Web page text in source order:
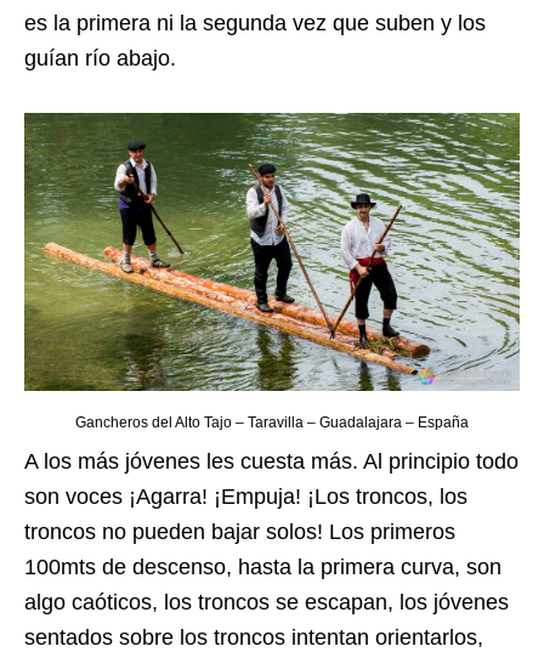
es la primera ni la segunda vez que suben y los
guían río abajo.
Gancheros del Alto Tajo – Taravilla – Guadalajara – España
A los más jóvenes les cuesta más. Al principio todo
son voces ¡Agarra! ¡Empuja! ¡Los troncos, los
troncos no pueden bajar solos! Los primeros
100mts de descenso, hasta la primera curva, son
algo caóticos, los troncos se escapan, los jóvenes
sentados sobre los troncos intentan orientarlos,